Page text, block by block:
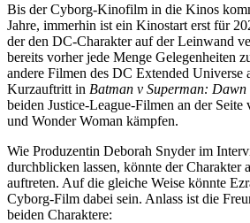
Bis der Cyborg-Kinofilm in die Kinos
Jahre, immerhin ist ein Kinostart erst für
der den DC-Charakter auf der Leinwand
bereits vorher jede Menge Gelegenheiten
andere Filmen des DC Extended Universe
Kurzauftritt in Batman v Superman: Dawn
beiden Justice-League-Filmen an der Seite
und Wonder Woman kämpfen.
Wie Produzentin Deborah Snyder im
durchblicken lassen, könnte der Charakter
auftreten. Auf die gleiche Weise könnte
Cyborg-Film dabei sein. Anlass ist die
beiden Charaktere: